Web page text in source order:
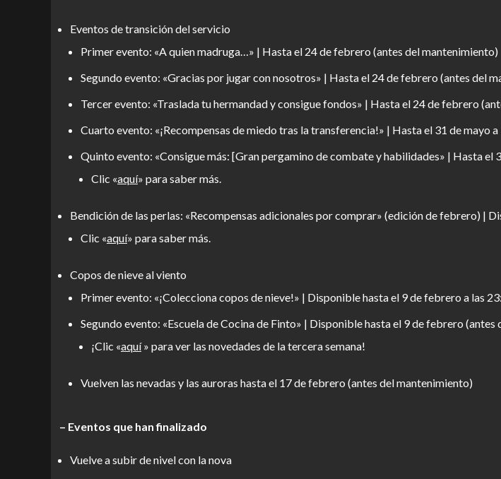
Eventos de transición del servicio
Primer evento: «A quien madruga…» | Hasta el 24 de febrero (antes del mantenimiento)
Segundo evento: «Gracias por jugar con nosotros» | Hasta el 24 de febrero (antes del
Tercer evento: «Traslada tu hermandad y consigue fondos» | Hasta el 24 de febrero
Cuarto evento: «¡Recompensas de miedo tras la transferencia!» | Hasta el 31 de mayo
Quinto evento: «Consigue más: [Gran pergamino de combate y habilidades» | Hasta el
Clic «aquí» para saber más.
Bendición de las perlas: «Recompensas adicionales por comprar» (edición de febrero) |
Clic «aquí» para saber más.
Copos de nieve al viento
Primer evento: «¡Colecciona copos de nieve!» | Disponible hasta el 9 de febrero a las
Segundo evento: «Escuela de Cocina de Finto» | Disponible hasta el 9 de febrero
¡Clic «aquí» para ver las novedades de la tercera semana!
Vuelven las nevadas y las auroras hasta el 17 de febrero (antes del mantenimiento)
– Eventos que han finalizado
Vuelve a subir de nivel con la nova